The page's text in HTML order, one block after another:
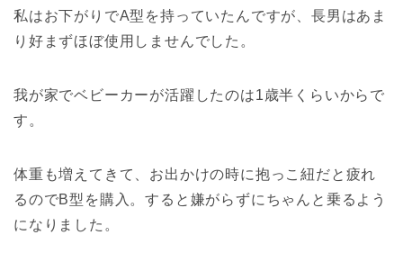
私はお下がりでA型を持っていたんですが、長男はあま
り好まずほぼ使用しませんでした。
我が家でベビーカーが活躍したのは1歳半くらいからで
す。
体重も増えてきて、お出かけの時に抱っこ紐だと疲れ
るのでB型を購入。すると嫌がらずにちゃんと乗るよう
になりました。